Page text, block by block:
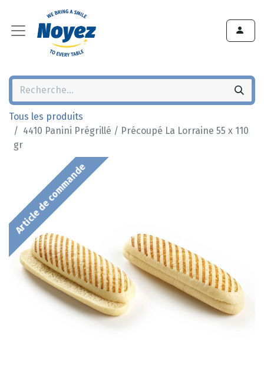
Tous les produits
4410 Panini Prégrillé / Précoupé La Lorraine 55 x 110
gr
Article de commande